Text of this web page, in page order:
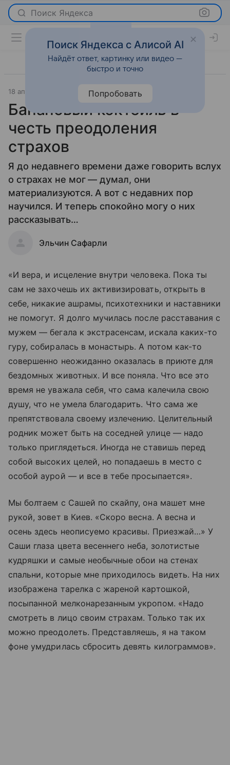
Поиск Яндекса
18 апреля 2013 Новости
Банановый коктейль в
честь преодоления
страхов
Я до недавнего времени даже говорить вслух
о страхах не мог — думал, они
материализуются. А вот с недавних пор
научился. И теперь спокойно могу о них
рассказывать…
Эльчин Сафарли
«И вера, и исцеление внутри человека. Пока ты
сам не захочешь их активизировать, открыть в
себе, никакие ашрамы, психотехники и наставники
не помогут. Я долго мучилась после расставания с
мужем — бегала к экстрасенсам, искала каких-то
гуру, собиралась в монастырь. А потом как-то
совершенно неожиданно оказалась в приюте для
бездомных животных. И все поняла. Что все это
время не уважала себя, что сама калечила свою
душу, что не умела благодарить. Что сама же
препятствовала своему излечению. Целительный
родник может быть на соседней улице — надо
только приглядеться. Иногда не ставишь перед
собой высоких целей, но попадаешь в место с
особой аурой — и все в тебе просыпается».
Мы болтаем с Сашей по скайпу, она машет мне
рукой, зовет в Киев. «Скоро весна. А весна и
осень здесь неописуемо красивы. Приезжай…» У
Саши глаза цвета весеннего неба, золотистые
кудряшки и самые необычные обои на стенах
спальни, которые мне приходилось видеть. На них
изображена тарелка с жареной картошкой,
посыпанной мелконарезанным укропом. «Надо
смотреть в лицо своим страхам. Только так их
можно преодолеть. Представляешь, я на таком
фоне умудрилась сбросить девять килограммов».
Поиск Яндекса с Алисой AI
Найдёт ответ, картинку или видео —
быстро и точно
Попробовать